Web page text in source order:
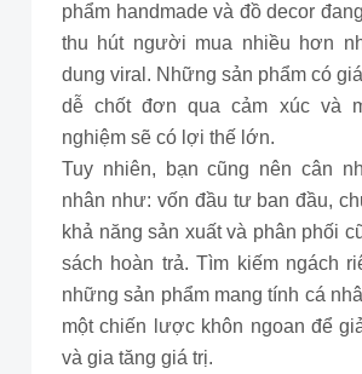
phẩm handmade và đồ decor
thu hút người mua nhiều hơn
dung viral. Những sản phẩm có
dễ chốt đơn qua cảm xúc và
nghiệm sẽ có lợi thế lớn.
Tuy nhiên, bạn cũng nên cân
nhân như: vốn đầu tư ban đầu,
khả năng sản xuất và phân phối
sách hoàn trả. Tìm kiếm ngách
những sản phẩm mang tính cá
một chiến lược khôn ngoan để
và gia tăng giá trị.